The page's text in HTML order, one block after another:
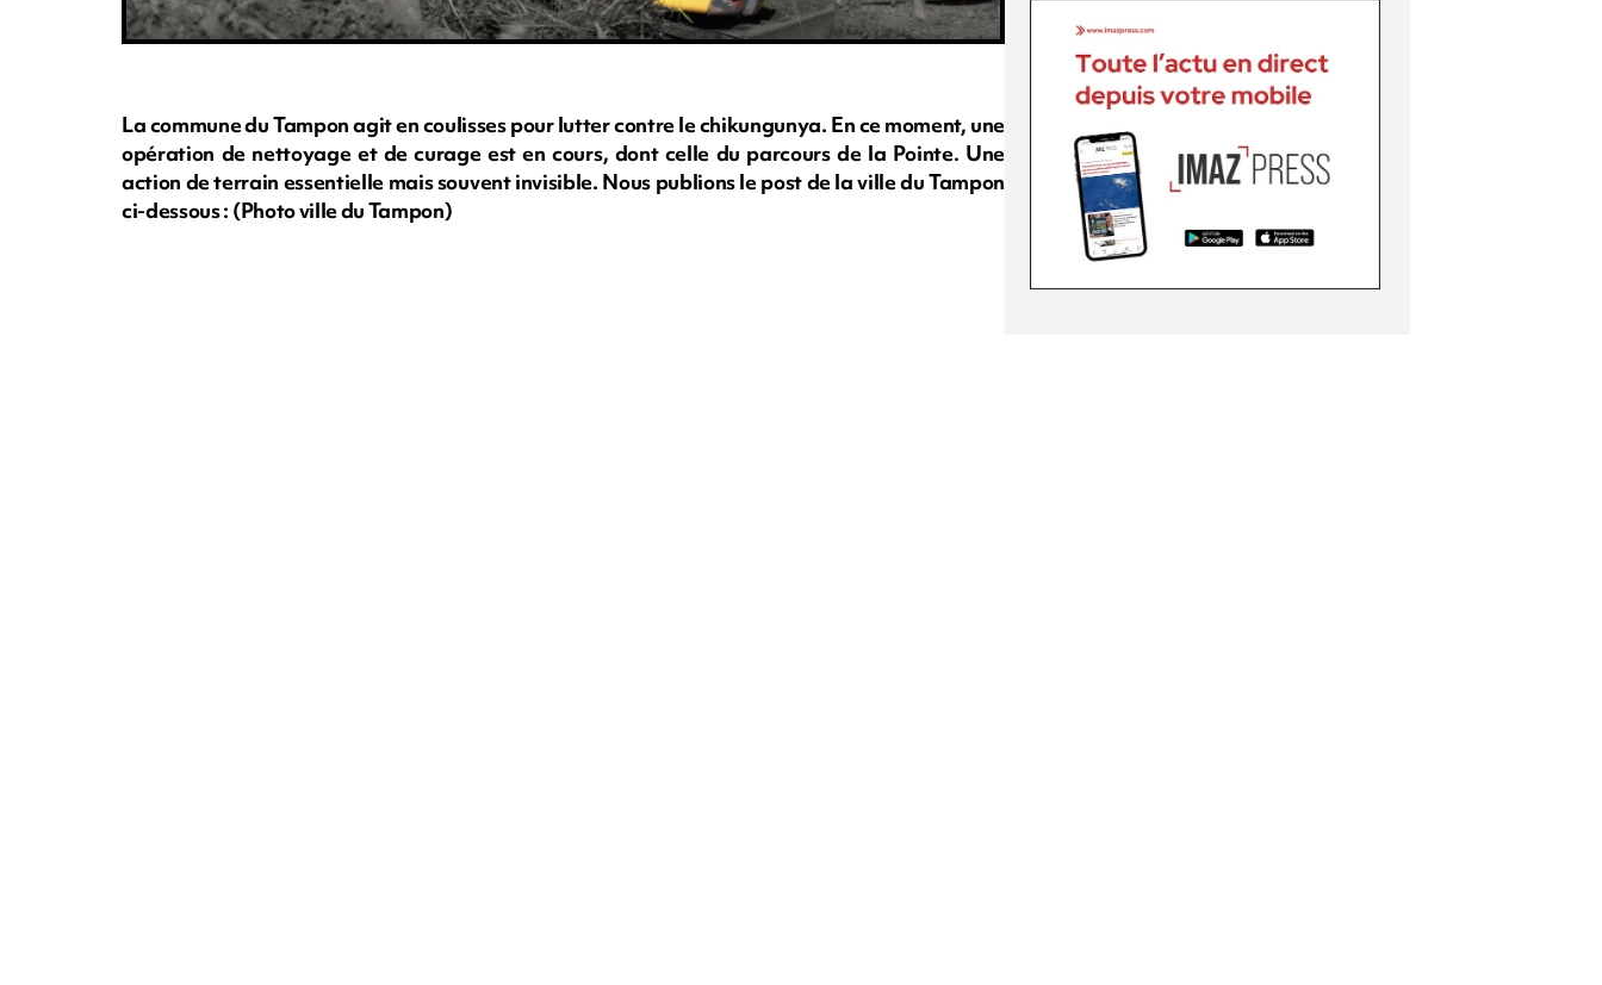
La commune du Tampon agit en coulisses pour lutter contre le chikungunya. En ce moment, une
opération de nettoyage et de curage est en cours, dont celle du parcours de la Pointe. Une
action de terrain essentielle mais souvent invisible. Nous publions le post de la ville du Tampon
ci-dessous : (Photo ville du Tampon)